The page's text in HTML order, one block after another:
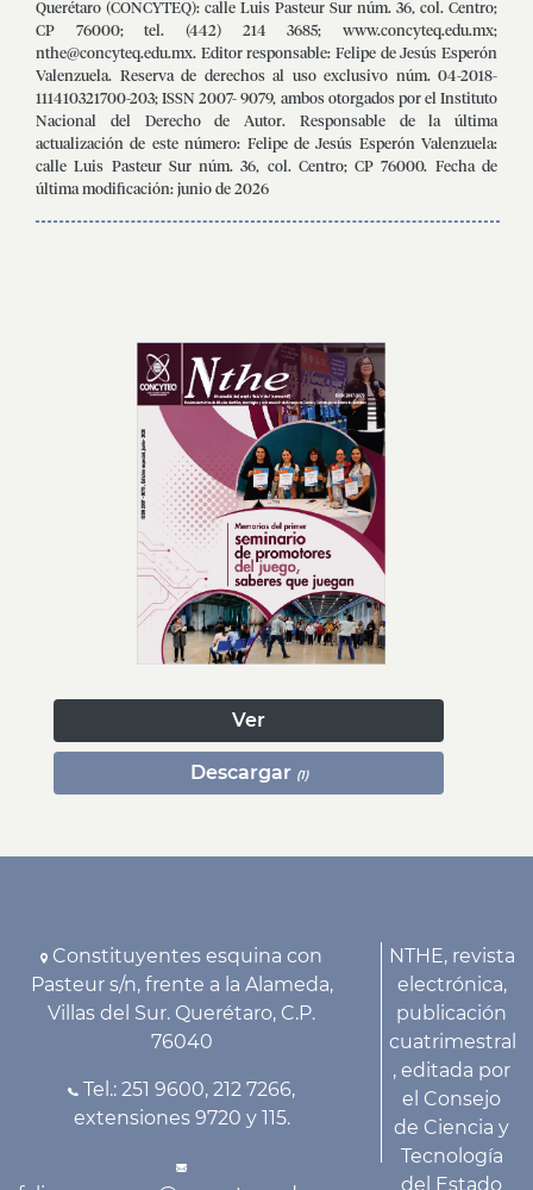
Querétaro (CONCYTEQ): calle Luis Pasteur Sur núm. 36, col. Centro;
CP 76000; tel. (442) 214 3685; www.concyteq.edu.mx;
nthe@concyteq.edu.mx. Editor responsable: Felipe de Jesús Esperón
Valenzuela. Reserva de derechos al uso exclusivo núm. 04-2018-
111410321700-203; ISSN 2007- 9079, ambos otorgados por el Instituto
Nacional del Derecho de Autor. Responsable de la última
actualización de este número: Felipe de Jesús Esperón Valenzuela:
calle Luis Pasteur Sur núm. 36, col. Centro; CP 76000. Fecha de
última modificación: junio de 2026
Ver
Descargar (1)
Constituyentes esquina con
Pasteur s/n, frente a la Alameda,
Villas del Sur. Querétaro, C.P.
76040
Tel.: 251 9600, 212 7266,
extensiones 9720 y 115.
NTHE, revista
electrónica,
publicación
cuatrimestral
, editada por
el Consejo
de Ciencia y
Tecnología
del Estado